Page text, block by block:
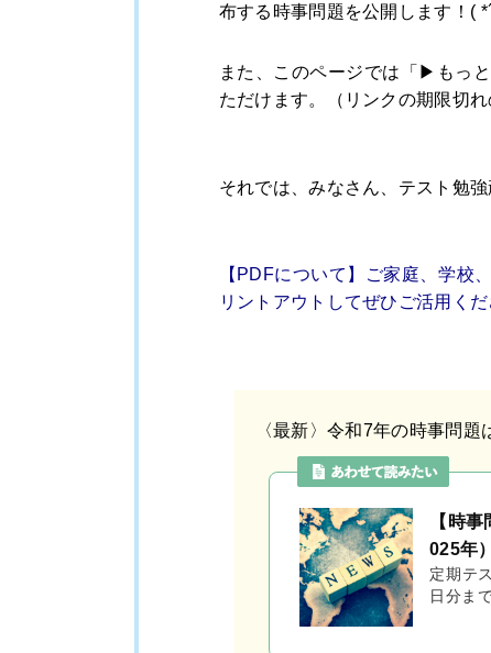
布する時事問題を公開します！(
また、このページでは「▶もっ
ただけます。（リンクの期限切
それでは、みなさん、テスト勉
【PDFについて】ご家庭、学校
リントアウトしてぜひご活用くだ
〈最新〉令和7年の時事問題
【時
025年
定期テ
日分ま